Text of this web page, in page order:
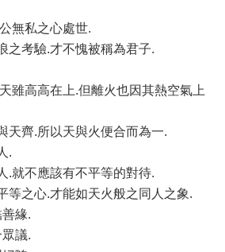
無私之心處世.
之考驗.才不愧被稱為君子.
雖高高在上.但離火也因其熱空氣上
天齊.所以天與火便合而為一.
.
.就不應該有不平等的對待.
等之心.才能如天火般之同人之象.
緣.
議.